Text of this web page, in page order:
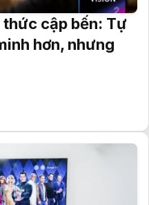
cập bến: Tự
hơn, nhưng